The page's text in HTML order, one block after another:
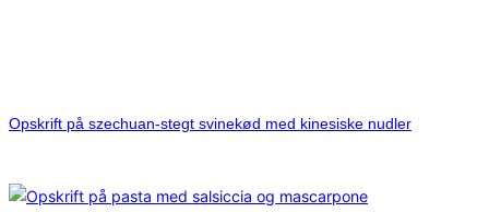
Opskrift på szechuan-stegt svinekød med kinesiske nudler